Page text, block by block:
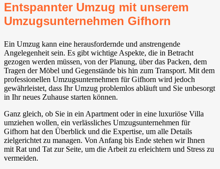
Entspannter Umzug mit unserem
Umzugsunternehmen Gifhorn
Ein Umzug kann eine herausfordernde und anstrengende
Angelegenheit sein. Es gibt wichtige Aspekte, die in Betracht
gezogen werden müssen, von der Planung, über das Packen, dem
Tragen der Möbel und Gegenstände bis hin zum Transport. Mit dem
professionellen Umzugsunternehmen für Gifhorn wird jedoch
gewährleistet, dass Ihr Umzug problemlos abläuft und Sie unbesorgt
in Ihr neues Zuhause starten können.
Ganz gleich, ob Sie in ein Apartment oder in eine luxuriöse Villa
umziehen wollen, ein verlässliches Umzugsunternehmen für
Gifhorn hat den Überblick und die Expertise, um alle Details
zielgerichtet zu managen. Von Anfang bis Ende stehen wir Ihnen
mit Rat und Tat zur Seite, um die Arbeit zu erleichtern und Stress zu
vermeiden.